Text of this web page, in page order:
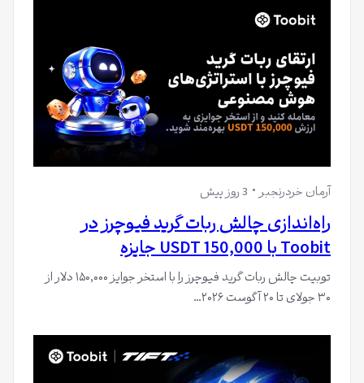
آرمان خردرنجبر 3 روز پیش
راه‌اندازی چالش ربات گرید فیوچرز در
Toobit با 150,000 USDT جایزه
توبیت چالش ربات گرید فیوچرز را با استخر جوایز ۱۵۰,۰۰۰ دلار از
۳۰ جولای تا ۲۰ آگوست ۲۰۲۶…